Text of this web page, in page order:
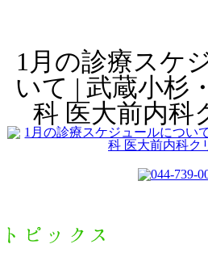
1月の診療スケ
いて | 武蔵小杉
科 医大前内科